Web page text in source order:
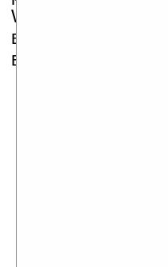
Whitestone,
всего данное
встроенным TV-